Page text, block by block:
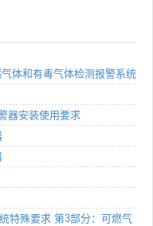
体和有毒气体检测报警系统
器安装使用要求
特殊要求 第3部分：可燃气